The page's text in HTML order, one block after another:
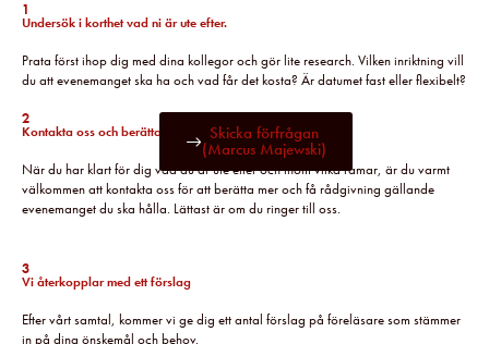
1
Undersök i korthet vad ni är ute efter.
Prata först ihop dig med dina kollegor och gör lite research. Vilken inriktning vill
du att evenemanget ska ha och vad får det kosta? Är datumet fast eller flexibelt?
2
Kontakta oss och berätta mer
När du har klart för dig vad du är ute efter och inom vilka ramar, är du varmt
välkommen att kontakta oss för att berätta mer och få rådgivning gällande
evenemanget du ska hålla. Lättast är om du ringer till oss.
Skicka förfrågan
(Marcus Majewski)
3
Vi återkopplar med ett förslag
Efter vårt samtal, kommer vi ge dig ett antal förslag på föreläsare som stämmer
in på dina önskemål och behov.